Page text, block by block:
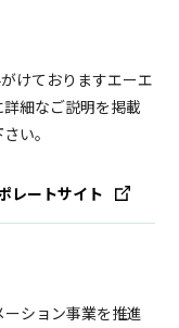
けておりますエーエ
細なご説明を掲載
い。
レートサイト
ション事業を推進